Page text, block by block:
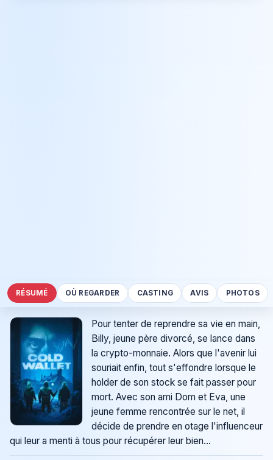
RÉSUMÉ OÙ REGARDER CASTING AVIS PHOTOS
Pour tenter de reprendre sa vie en main,
Billy, jeune père divorcé, se lance dans
la crypto-monnaie. Alors que l'avenir lui
souriait enfin, tout s'effondre lorsque le
holder de son stock se fait passer pour
mort. Avec son ami Dom et Eva, une
jeune femme rencontrée sur le net, il
décide de prendre en otage l'influenceur
qui leur a menti à tous pour récupérer leur bien...